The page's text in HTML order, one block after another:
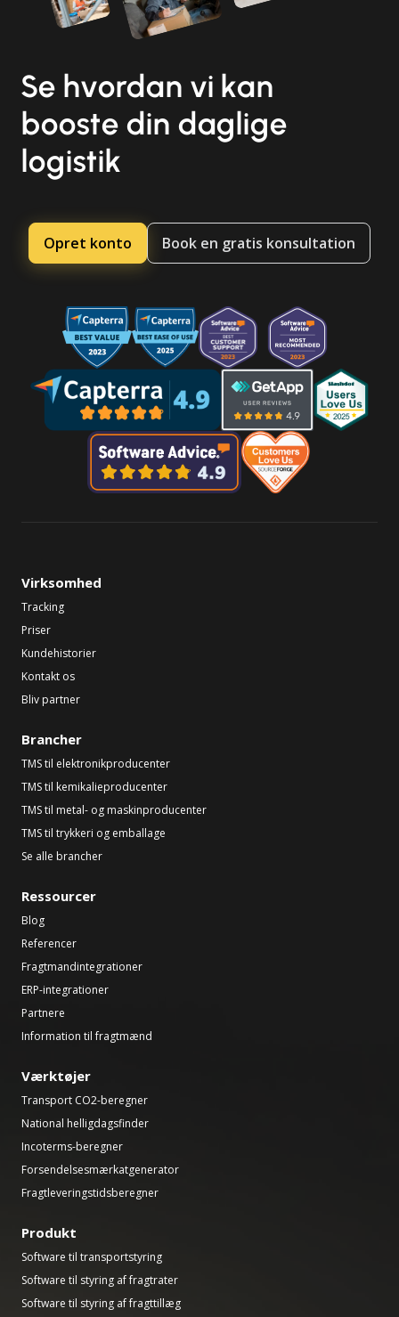
Se hvordan vi kan
booste din daglige
logistik
Opret konto Book en gratis konsultation
Virksomhed
Tracking
Priser
Kundehistorier
Kontakt os
Bliv partner
Brancher
TMS til elektronikproducenter
TMS til kemikalieproducenter
TMS til metal- og maskinproducenter
TMS til trykkeri og emballage
Se alle brancher
Ressourcer
Blog
Referencer
Fragtmandintegrationer
ERP-integrationer
Partnere
Information til fragtmænd
Værktøjer
Transport CO2-beregner
National helligdagsfinder
Incoterms-beregner
Forsendelsesmærkatgenerator
Fragtleveringstidsberegner
Produkt
Software til transportstyring
Software til styring af fragtrater
Software til styring af fragttillæg